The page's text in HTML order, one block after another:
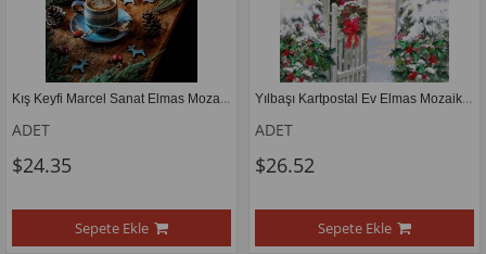
Kış Keyfi Marcel Sanat Elmas Mozaik Tablo 33X51cm
ADET
$24.35
Sepete Ekle
Yılbaşı Kartpostal Ev Elmas Mozaik Tablo 40x55cm
ADET
$26.52
Sepete Ekle